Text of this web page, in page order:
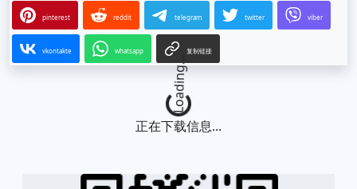
pinterest reddit telegram twitter viber
vkontakte whatsapp 复制链接
Loading...
正在下载信息...